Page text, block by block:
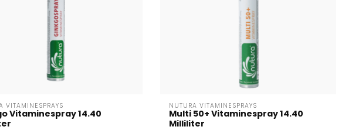
VITAMINESPRAYS
Vitaminespray 14.40
NUTURA VITAMINESPRAYS
Multi 50+ Vitaminespray 14.40
Milliliter